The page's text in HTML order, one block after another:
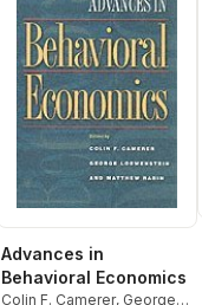
Advances in
Behavioral Economics
Colin F. Camerer, George